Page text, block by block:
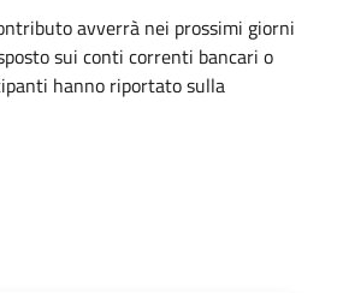
avverrà nei prossimi giorni
sui conti correnti bancari o
hanno riportato sulla